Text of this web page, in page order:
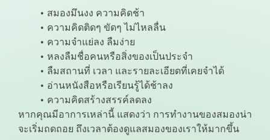
สมองมึนงง ความคิดช้า
ความคิดติดๆ ขัดๆ ไม่ไหลลื่น
ความจำแย่ลง ลืมง่าย
หลงลืมชื่อคนหรือสิ่งของเป็นประจำ
ลืมสถานที่ เวลา และรายละเอียดที่เคยจำได้
อ่านหนังสือหรือเรียนรู้ได้ช้าลง
ความคิดสร้างสรรค์ลดลง
หากคุณมีอาการเหล่านี้ แสดงว่า การทำงานของสมองน่า
จะเริ่มถดถอย ถึงเวลาต้องดูแลสมองของเราให้มากขึ้น